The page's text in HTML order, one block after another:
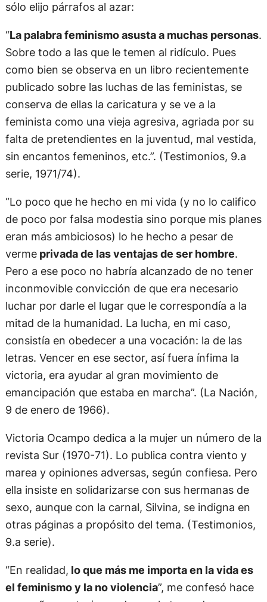
sólo elijo párrafos al azar:
“La palabra feminismo asusta a muchas personas.
Sobre todo a las que le temen al ridículo. Pues
como bien se observa en un libro recientemente
publicado sobre las luchas de las feministas, se
conserva de ellas la caricatura y se ve a la
feminista como una vieja agresiva, agriada por su
falta de pretendientes en la juventud, mal vestida,
sin encantos femeninos, etc.”. (Testimonios, 9.a
serie, 1971/74).
“Lo poco que he hecho en mi vida (y no lo califico
de poco por falsa modestia sino porque mis planes
eran más ambiciosos) lo he hecho a pesar de
vermeprivada de las ventajas de ser hombre.
Pero a ese poco no habría alcanzado de no tener
inconmovible convicción de que era necesario
luchar por darle el lugar que le correspondía a la
mitad de la humanidad. La lucha, en mi caso,
consistía en obedecer a una vocación: la de las
letras. Vencer en ese sector, así fuera ínfima la
victoria, era ayudar al gran movimiento de
emancipación que estaba en marcha”. (La Nación,
9 de enero de 1966).
Victoria Ocampo dedica a la mujer un número de la
revista Sur (1970-71). Lo publica contra viento y
marea y opiniones adversas, según confiesa. Pero
ella insiste en solidarizarse con sus hermanas de
sexo, aunque con la carnal, Silvina, se indigna en
otras páginas a propósito del tema. (Testimonios,
9.a serie).
“En realidad, lo que más me importa en la vida es
el feminismo y la no violencia”, me confesó hace